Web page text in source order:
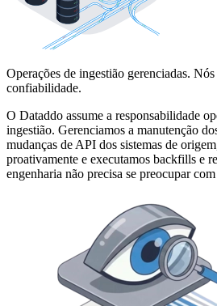
Operações de ingestião gerenciadas.
confiabilidade.
O Dataddo assume a responsabilidade
ingestião. Gerenciamos a manutenção
mudanças de API dos sistemas de
proativamente e executamos backfills e
engenharia não precisa se preocupar